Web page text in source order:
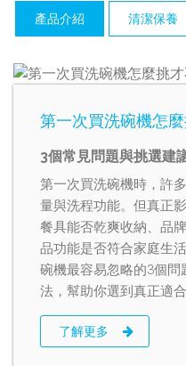
產品介紹 清潔保養
第一次買洗碗機怎
3個常見問題與挑選建
第一次買洗碗機時，許
量與洗程功能。但真正
餐具能否乾爽收納、品
品功能是否符合家庭生
碗機最容易忽略的3個
法，幫助你選到真正適
了解更多